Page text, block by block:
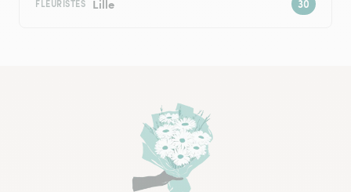
FLEURISTES Lille